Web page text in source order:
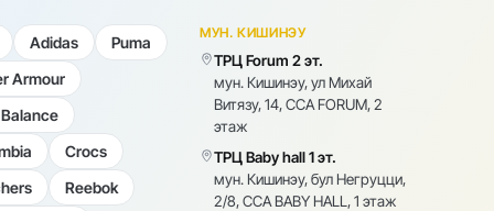
Adidas
Puma
Armour
Crocs
Reebok
МУН. КИШИНЭУ
ТРЦ Forum 2 эт.
мун. Кишинэу, ул Михай
Витязу, 14, CCA FORUM, 2
этаж
ТРЦ Baby hall 1 эт.
мун. Кишинэу, бул Негруцци,
2/8, CCA BABY HALL, 1 этаж